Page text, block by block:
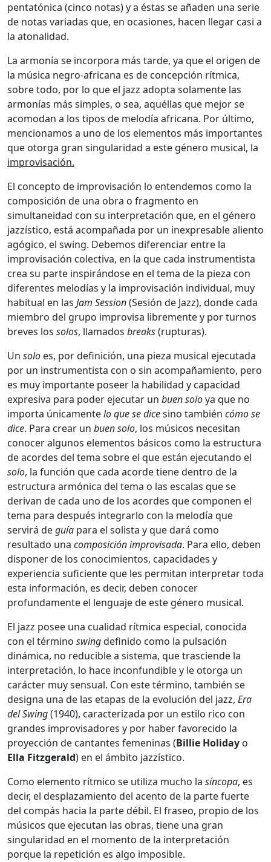
pentatónica (cinco notas) y a éstas se añaden una serie
de notas variadas que, en ocasiones, hacen llegar casi a
la atonalidad.
La armonía se incorpora más tarde, ya que el origen de
la música negro-africana es de concepción rítmica,
sobre todo, por lo que el jazz adopta solamente las
armonías más simples, o sea, aquéllas que mejor se
acomodan a los tipos de melodía africana. Por último,
mencionamos a uno de los elementos más importantes
que otorga gran singularidad a este género musical, la
improvisación.
El concepto de improvisación lo entendemos como la
composición de una obra o fragmento en
simultaneidad con su interpretación que, en el género
jazzístico, está acompañada por un inexpresable aliento
agógico, el swing. Debemos diferenciar entre la
improvisación colectiva, en la que cada instrumentista
crea su parte inspirándose en el tema de la pieza con
diferentes melodías y la improvisación individual, muy
habitual en las Jam Session(Sesión de Jazz), donde cada
miembro del grupo improvisa libremente y por turnos
breves los solos, llamados breaks(rupturas).
Un solo es, por definición, una pieza musical ejecutada
por un instrumentista con o sin acompañamiento, pero
es muy importante poseer la habilidad y capacidad
expresiva para poder ejecutar un buen soloya que no
importa únicamentelo que se dicesino también cómo se
dice. Para crear un buen solo, los músicos necesitan
conocer algunos elementos básicos como la estructura
de acordes del tema sobre el que están ejecutando el
solo, la función que cada acorde tiene dentro de la
estructura armónica del tema o las escalas que se
derivan de cada uno de los acordes que componen el
tema para después integrarlo con la melodía que
servirá deguía para el solista y que dará como
resultado una composición improvisada. Para ello, deben
disponer de los conocimientos, capacidades y
experiencia suficiente que les permitan interpretar toda
esta información, es decir, deben conocer
profundamente el lenguaje de este género musical.
El jazz posee una cualidad rítmica especial, conocida
con el término swingdefinido como la pulsación
dinámica, no reducible a sistema, que trasciende la
interpretación, lo hace inconfundible y le otorga un
carácter muy sensual. Con este término, también se
designa una de las etapas de la evolución del jazz, Era
del Swing(1940), caracterizada por un estilo rico con
grandes improvisadores y por haber favorecido la
proyección de cantantes femeninas (Billie Holiday o
Ella Fitzgerald) en el ámbito jazzístico.
Como elemento rítmico se utiliza mucho la síncopa, es
decir, el desplazamiento del acento de la parte fuerte
del compás hacia la parte débil. El fraseo, propio de los
músicos que ejecutan las obras, tiene una gran
singularidad en el momento de la interpretación
porque la repetición es algo imposible.